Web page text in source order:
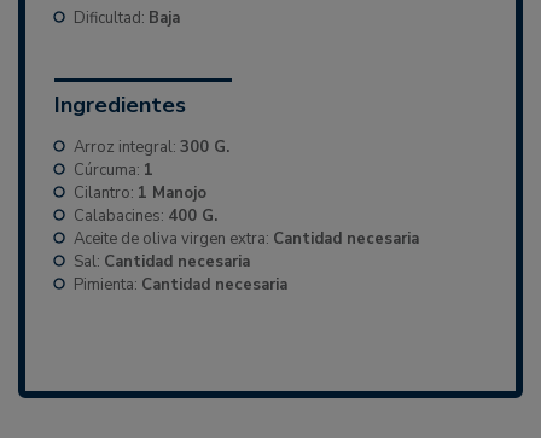
Dificultad: Baja
Ingredientes
Arroz integral: 300 G.
Cúrcuma: 1
Cilantro: 1 Manojo
Calabacines: 400 G.
Aceite de oliva virgen extra: Cantidad necesaria
Sal: Cantidad necesaria
Pimienta: Cantidad necesaria